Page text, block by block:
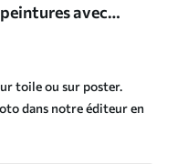
avec
toile ou sur poster.
dans notre éditeur en